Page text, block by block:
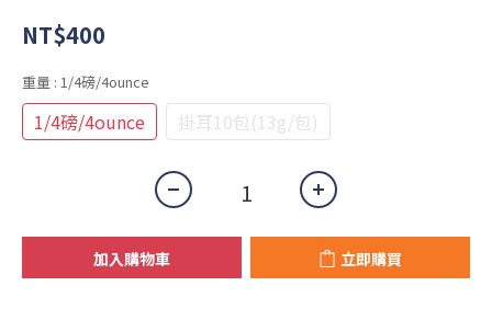
NT$400
重量 : 1/4磅/4ounce
1/4磅/4ounce 掛耳10包(13g/包)
加入購物車 立即購買